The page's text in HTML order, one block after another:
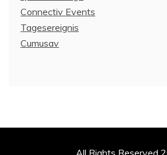
Connectiv Events
Tagesereignis
Cumusav
All Rights Reserved